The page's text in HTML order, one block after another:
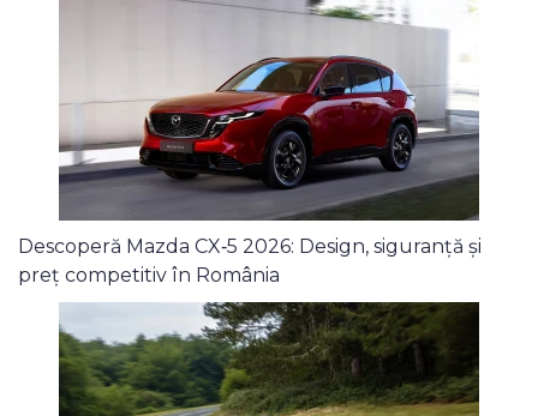
Descoperă Mazda CX‑5 2026: Design, siguranță și
preț competitiv în România